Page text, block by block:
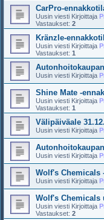
CarPro-
Uusin viesti Kirjoittaja
Vastaukset: 2
Kränzle-
Uusin viesti Kirjoittaja
Vastaukset: 1
Uusin viesti Kirjoittaja
Shine Mate -
Uusin viesti Kirjoittaja
Vastaukset: 1
Välipäiväale
Uusin viesti Kirjoittaja
Uusin viesti Kirjoittaja
Wolf's Chemicals
Uusin viesti Kirjoittaja
Wolf's Chemicals
Uusin viesti Kirjoittaja
Vastaukset: 2